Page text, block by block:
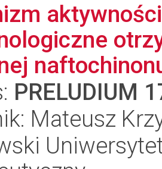
PRELUDIUM
Mateusz